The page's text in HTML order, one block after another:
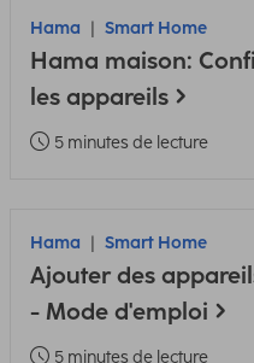
Hama Smart Home
Hama maison:
les appareils
5 minutes de lecture
Hama Smart Home
Ajouter des
- Mode d'emploi
5 minutes de lecture